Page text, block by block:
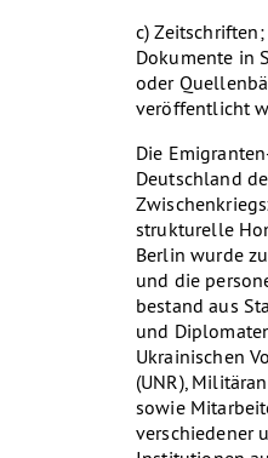
c)
Dokumente in
oder
veröffentlicht
Die
Deutschland
strukturelle
Berlin wurde
und die
bestand aus
und
Ukrainischen
(UNR),
sowie
verschiedener